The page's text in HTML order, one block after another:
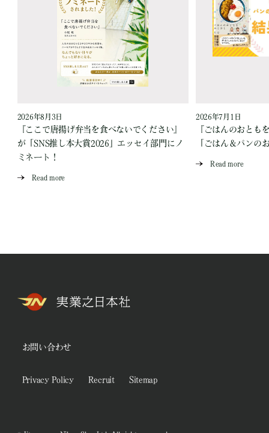
2026年8月3日
『ここで唐揚げ弁当を食べないでください』
が「SNS推し本大賞2026」エッセイ部門にノ
ミネート！
Read more
2026年7月1日
『ごはんのおとも
「ごはん＆パンの
Read more
お問い合わせ
Privacy Policy Recruit Sitemap